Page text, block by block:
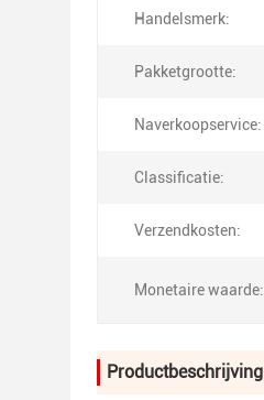
Handelsmerk:
Pakketgrootte:
Naverkoopservice:
Classificatie:
Verzendkosten:
Monetaire waarde:
Productbeschrijving